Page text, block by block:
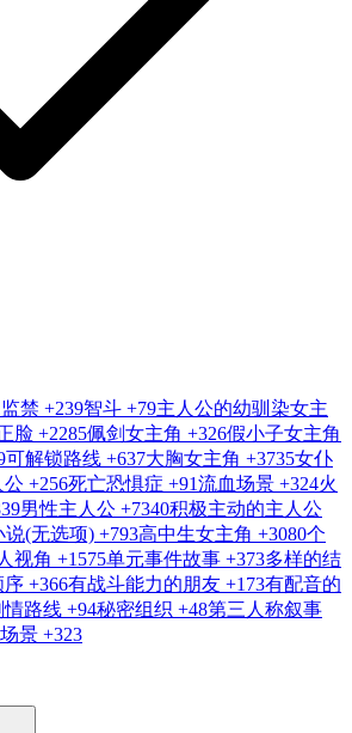
监禁 +239智斗 +79主人公的幼驯染女主
脸 +2285佩剑女主角 +326假小子女主角
可解锁路线 +637大胸女主角 +3735女仆
公 +256死亡恐惧症 +91流血场景 +324火
男性主人公 +7340积极主动的主人公
说(无选项) +793高中生女主角 +3080个
视角 +1575单元事件故事 +373多样的结
序 +366有战斗能力的朋友 +173有配音的
情路线 +94秘密组织 +48第三人称叙事
景 +323